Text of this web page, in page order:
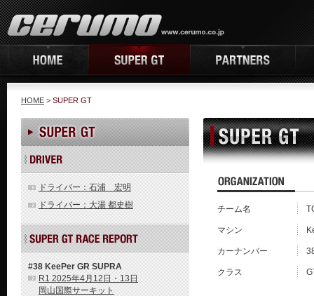
HOME > SUPER GT
ドライバー：石浦 宏明
ドライバー：大湯 都史樹
#38 KeePer GR SUPRA
R1 2025年4月12日・13日
岡山国際サーキット
チーム名
マシン
カーナンバー
クラス